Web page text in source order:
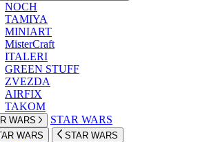
NOCH
TAMIYA
MINIART
MisterCraft
ITALERI
GREEN STUFF
ZVEZDA
AIRFIX
TAKOM
WARS STAR WARS
WARS STAR WARS